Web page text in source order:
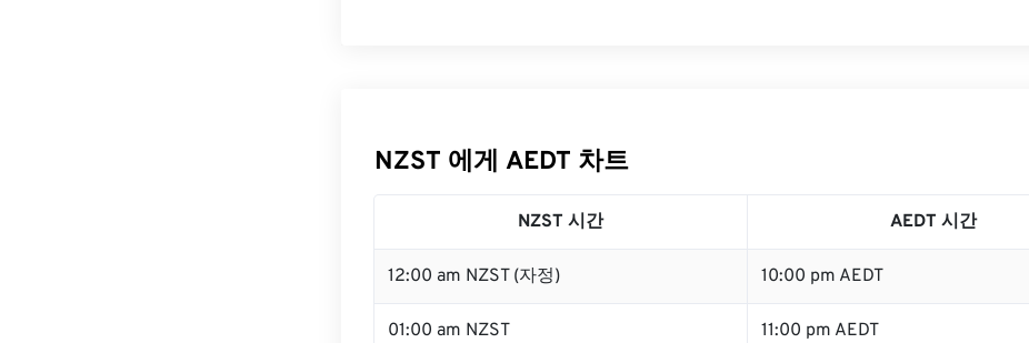
NZST 에게 AEDT 차트
NZST 시간 AEDT 시간
12:00 am NZST (자정) 10:00 pm AEDT
01:00 am NZST 11:00 pm AEDT